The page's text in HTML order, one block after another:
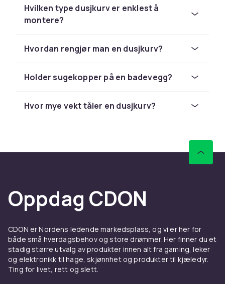
Typer dusjkurver
plass. Dusjkurv med sugekopper festes
kurver krokfestes på dusjstangen og er enkle
veggen og gir best stabilitet for tunge
produkter.
materialene - de tåler fukt, er enkle å tørke av
og varer lenge. Plastmodeller er prisgunstige,
Valg og montering
Velg en dusjkurv som matcher dusjstangen og
øvrige metalldeler. Sjekk bæreevnen om du
Hvilken type dusjkurv er enklest å
montere?
Hvordan rengjør man en dusjkurv?
Holder sugekopper på en badevegg?
Hvor mye vekt tåler en dusjkurv?
Oppdag CDON
CDON er Nordens ledende markedsplass, og vi er her for
både små hverdagsbehov og store drømmer. Her finner du et
stadig større utvalg av produkter innen alt fra gaming, leker
og elektronikk til hage, skjønnhet og produkter til kjæledyr.
Ting for livet, rett og slett.